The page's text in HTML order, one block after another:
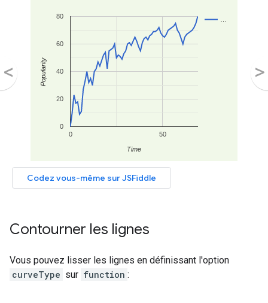
Contourner les lignes
Vous pouvez lisser les lignes en définissant l'option
curveType sur function :